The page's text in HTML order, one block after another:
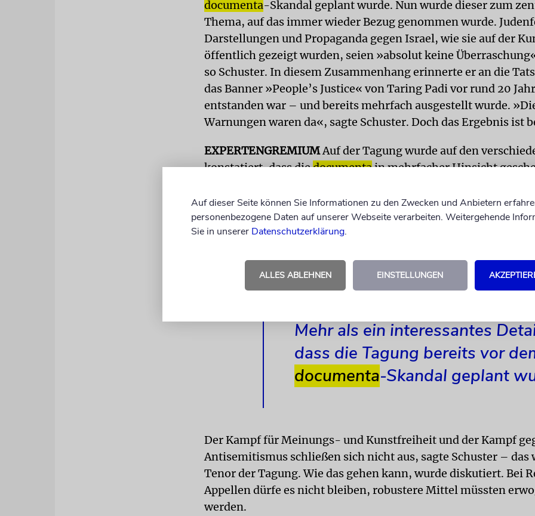
documenta-Skandal geplant wurde. Nun wurde dieser zum
Thema, auf das immer wieder Bezug genommen wurde.
Darstellungen und Propaganda gegen Israel, wie sie auf der
öffentlich gezeigt wurden, seien »absolut keine
so Schuster. In diesem Zusammenhang erinnerte er an die
das Banner »People’s Justice« von Taring Padi vor rund 20
entstanden war – und bereits mehrfach ausgestellt wurde.
Warnungen waren da«, sagte Schuster. Doch das Ergebnis ist
EXPERTENGREMIUMAuf der Tagung wurde auf den
konstatiert, dass diedocumentain mehrfacher Hinsicht
die Verantwortlichen der Kunstschau zeigten sich zudem
öffentlicher Kritik darauf angemessen zu reagieren. Lobend
Schuster den inzwischen vorliegenden Abschlussbericht des
Mehr als ein interessantes
dass die Tagung bereits vor
documenta-Skandal geplant
Der Kampf für Meinungs- und Kunstfreiheit und der Kampf
Antisemitismus schließen sich nicht aus, sagte Schuster – das
Tenor der Tagung. Wie das gehen kann, wurde diskutiert. Bei
Appellen dürfe es nicht bleiben, robustere Mittel müssten
werden.
Auf dieser Seite können Sie Informationen zu den Zwecken und Anbietern
personenbezogene Daten auf unserer Webseite verarbeiten. Weitergehende
Sie in unserer Datenschutzerklärung.
ALLES ABLEHNEN EINSTELLUNGEN